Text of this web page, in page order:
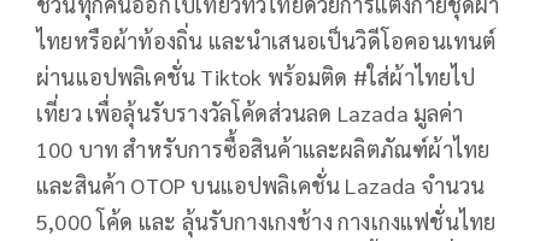
ไทยหรือผ้าท้องถิ่น และนำเสนอเป็นวิดีโอคอนเทนต์
ผ่านแอปพลิเคชั่น Tiktok พร้อมติด #ใส่ผ้าไทยไป
เที่ยว เพื่อลุ้นรับรางวัลโค้ดส่วนลด Lazada มูลค่า
100 บาท สำหรับการซื้อสินค้าและผลิตภัณฑ์ผ้าไทย
และสินค้า OTOP บนแอปพลิเคชั่น Lazada จำนวน
5,000 โค้ด และ ลุ้นรับกางเกงช้าง กางเกงแฟชั่นไทย